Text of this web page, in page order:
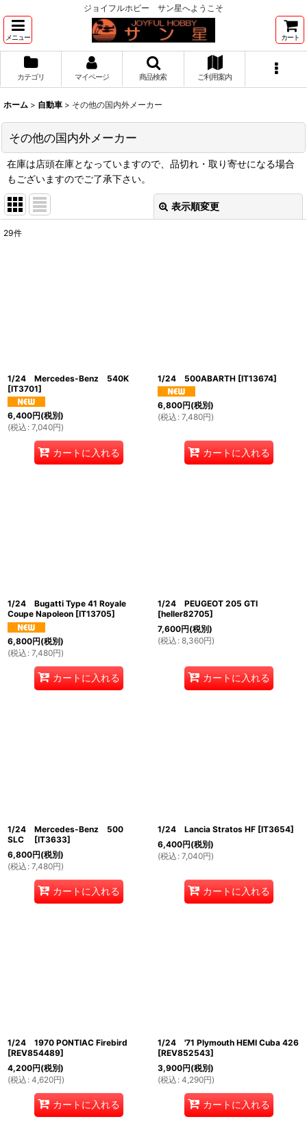
ジョイフルホビー サン星へようこそ
メニュー カート
カテゴリ マイページ 商品検索 ご利用案内
ホーム > 自動車 > その他の国内外メーカー
その他の国内外メーカー
在庫は店頭在庫となっていますので、品切れ・取り寄せになる場合
もございますのでご了承下さい。
表示順変更
29件
1/24 Mercedes-Benz 540K
[IT3701]
6,400円(税別)
(税込 : 7,040円)
カートに入れる
1/24 500ABARTH [IT13674]
6,800円(税別)
(税込 : 7,480円)
カートに入れる
1/24 Bugatti Type 41 Royale
Coupe Napoleon [IT13705]
6,800円(税別)
(税込 : 7,480円)
カートに入れる
1/24 PEUGEOT 205 GTI
[heller82705]
7,600円(税別)
(税込 : 8,360円)
カートに入れる
1/24 Mercedes-Benz 500
SLC
[IT3633]
6,800円(税別)
(税込 : 7,480円)
カートに入れる
1/24 Lancia Stratos HF [IT3654]
6,400円(税別)
(税込 : 7,040円)
カートに入れる
1/24 1970 PONTIAC Firebird
[REV854489]
4,200円(税別)
(税込 : 4,620円)
カートに入れる
1/24 '71 Plymouth HEMI Cuba 426
[REV852543]
3,900円(税別)
(税込 : 4,290円)
カートに入れる